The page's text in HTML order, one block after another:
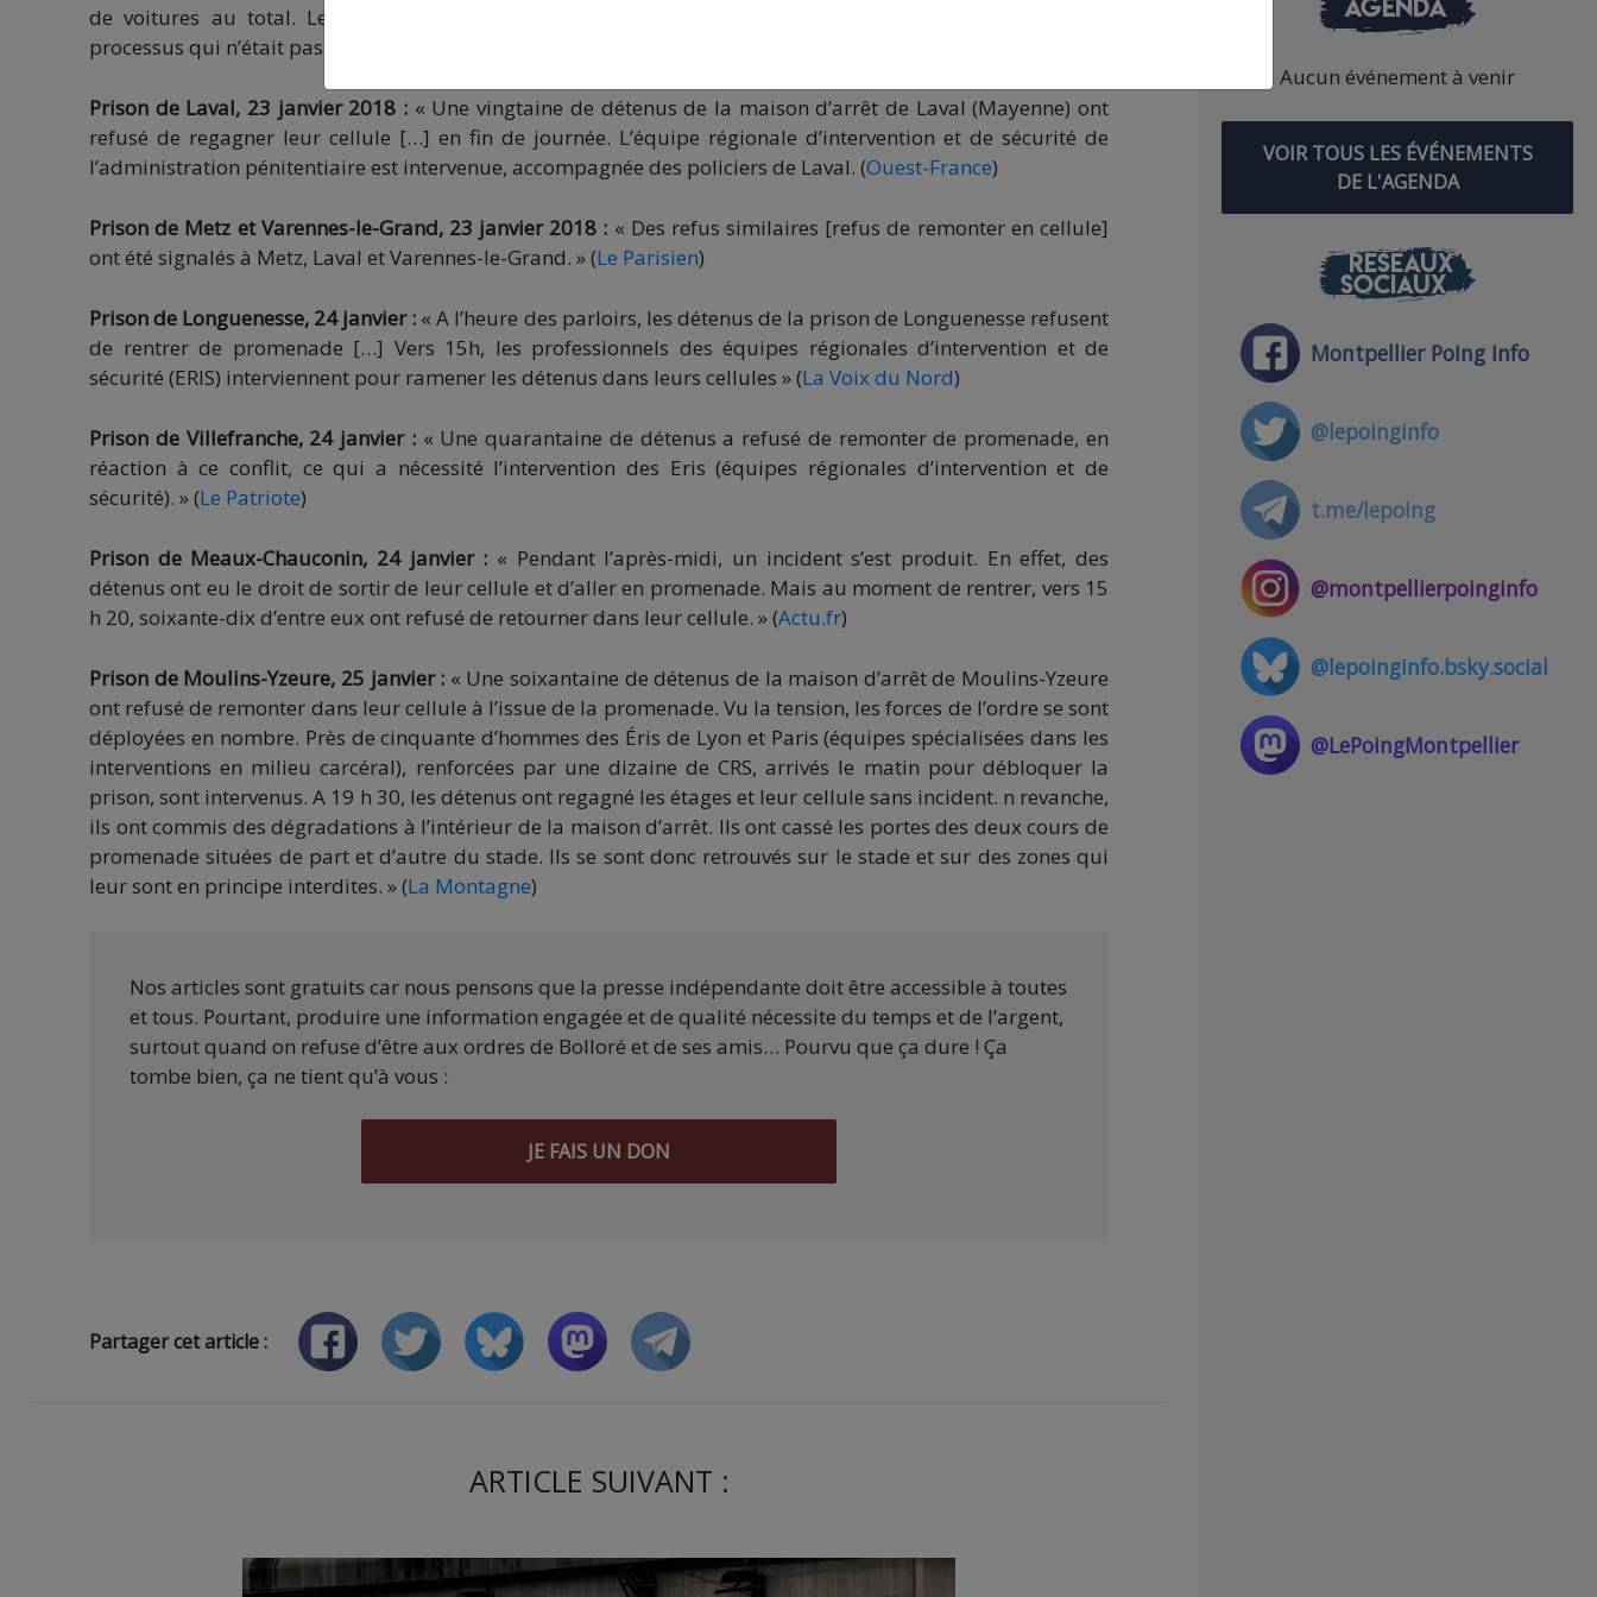
de voitures au total. Les agents ont progressivement fait remonter les détenus dans leur cellule, un
processus qui n’était pas encore terminé en fin d’après-midi. » (
Prison de Laval, 23 janvier 2018 : « Une vingtaine de détenus de la maison d’arrêt de Laval (Mayenne) ont
refusé de regagner leur cellule […] en fin de journée. L’équipe régionale d’intervention et de sécurité de
l’administration pénitentiaire est intervenue, accompagnée des policiers de Laval. (Ouest-France)
Prison de Metz et Varennes-le-Grand, 23 janvier 2018 : « Des refus similaires [refus de remonter en cellule]
ont été signalés à Metz, Laval et Varennes-le-Grand. » (Le Parisien)
Prison de Longuenesse, 24 janvier : « A l’heure des parloirs, les détenus de la prison de Longuenesse refusent
de rentrer de promenade […] Vers 15h, les professionnels des équipes régionales d’intervention et de
sécurité (ERIS) interviennent pour ramener les détenus dans leurs cellules » (La Voix du Nord)
Prison de Villefranche, 24 janvier :« Une quarantaine de détenus a refusé de remonter de promenade, en
réaction à ce conflit, ce qui a nécessité l’intervention des Eris (équipes régionales d’intervention et de
sécurité). » (Le Patriote)
Prison de Meaux-Chauconin, 24 janvier : « Pendant l’après-midi, un incident s’est produit. En effet, des
détenus ont eu le droit de sortir de leur cellule et d’aller en promenade. Mais au moment de rentrer, vers 15
h 20, soixante-dix d’entre eux ont refusé de retourner dans leur cellule. » (Actu.fr)
Prison de Moulins-Yzeure, 25 janvier : « Une soixantaine de détenus de la maison d’arrêt de Moulins-Yzeure
ont refusé de remonter dans leur cellule à l’issue de la promenade. Vu la tension, les forces de l’ordre se sont
déployées en nombre. Près de cinquante d’hommes des Éris de Lyon et Paris (équipes spécialisées dans les
interventions en milieu carcéral), renforcées par une dizaine de CRS, arrivés le matin pour débloquer la
prison, sont intervenus. A 19 h 30, les détenus ont regagné les étages et leur cellule sans incident. n revanche,
ils ont commis des dégradations à l’intérieur de la maison d’arrêt. Ils ont cassé les portes des deux cours de
promenade situées de part et d’autre du stade. Ils se sont donc retrouvés sur le stade et sur des zones qui
leur sont en principe interdites. » (La Montagne)
Nos articles sont gratuits car nous pensons que la presse indépendante doit être accessible à toutes
et tous. Pourtant, produire une information engagée et de qualité nécessite du temps et de l’argent,
surtout quand on refuse d’être aux ordres de Bolloré et de ses amis… Pourvu que ça dure ! Ça
tombe bien, ça ne tient qu’à vous :
JE FAIS UN DON
Partager cet article :
ARTICLE SUIVANT :
Aucun événement à venir
VOIR TOUS LES ÉVÉNEMENTS
DE L'AGENDA
RÉSEAUX
SOCIAUX
Montpellier Poing Info
@lepoinginfo
t.me/lepoing
@montpellierpoinginfo
@lepoinginfo.bsky.social
@LePoingMontpellier